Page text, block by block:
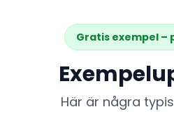
Gratis exempel –
Här är några